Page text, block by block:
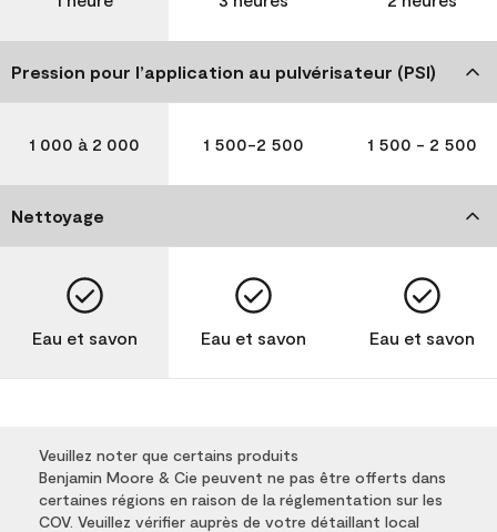
Pression pour l’application au pulvérisateur (PSI)
1 000 à 2 000 1 500-2 500 1 500 - 2 500
Nettoyage
Eau et savon Eau et savon Eau et savon
Veuillez noter que certains produits
Benjamin Moore & Cie peuvent ne pas être offerts dans
certaines régions en raison de la réglementation sur les
COV. Veuillez vérifier auprès de votre détaillant local